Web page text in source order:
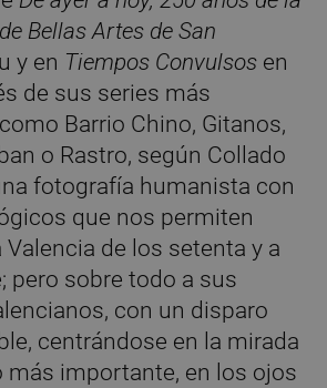
Bellas Artes de San
y en Tiempos Convulsos en
de sus series más
Barrio Chino, Gitanos,
o Rastro, según Collado
fotografía humanista con
que nos permiten
Valencia de los setenta y a
pero sobre todo a sus
con un disparo
centrándose en la mirada
más importante, en los ojos